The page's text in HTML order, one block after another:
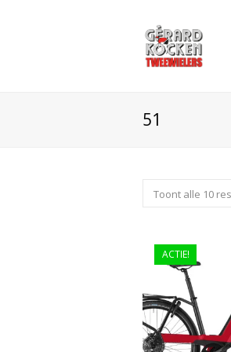
51
Toont alle 10
ACTIE!